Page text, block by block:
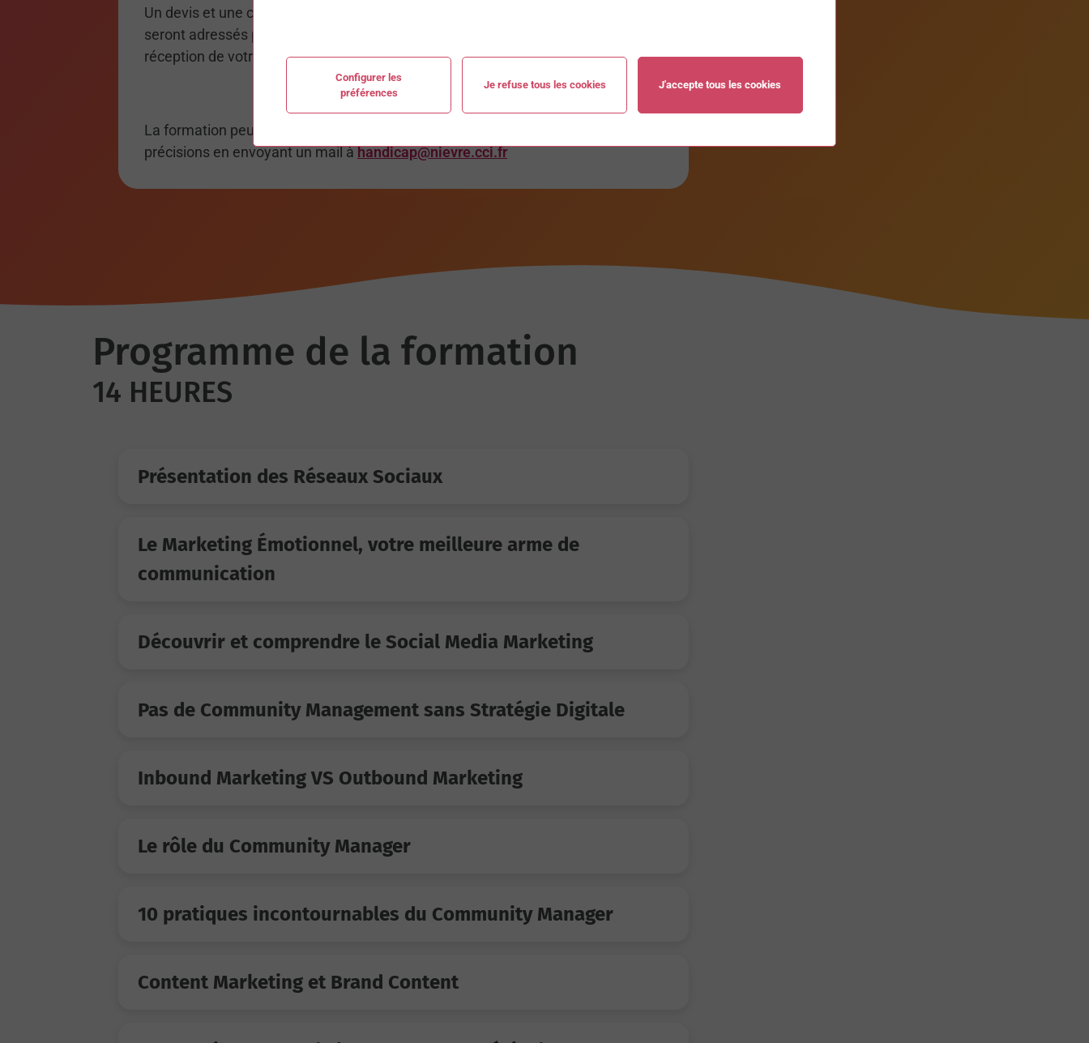
Un devis et une convention de formation précisant vos dates de formation vous
seront adressés par email ou par courrier dans un délai de 72 heures après
réception de votre demande.
La formation peut accepter les personnes en situation de handicap. Plus de
précisions en envoyant un mail àhandicap@nievre.cci.fr
Programme de la formation
14 HEURES
Présentation des Réseaux Sociaux
Le Marketing Émotionnel, votre meilleure arme de
communication
Découvrir et comprendre le Social Media Marketing
Pas de Community Management sans Stratégie Digitale
Inbound Marketing VS Outbound Marketing
Le rôle du Community Manager
10 pratiques incontournables du Community Manager
Content Marketing et Brand Content
Configurer les
préférences
Je refuse tous les cookies J'accepte tous les cookies